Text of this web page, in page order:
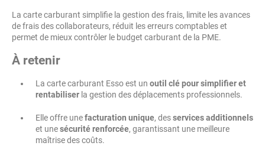
La carte carburant simplifie la gestion des frais, limite les avances
de frais des collaborateurs, réduit les erreurs comptables et
permet de mieux contrôler le budget carburant de la PME.
À retenir
La carte carburant Esso est un outil clé pour simplifier et
rentabiliser la gestion des déplacements professionnels.
Elle offre unefacturation unique, desservices additionnels
et unesécurité renforcée, garantissant une meilleure
maîtrise des coûts.